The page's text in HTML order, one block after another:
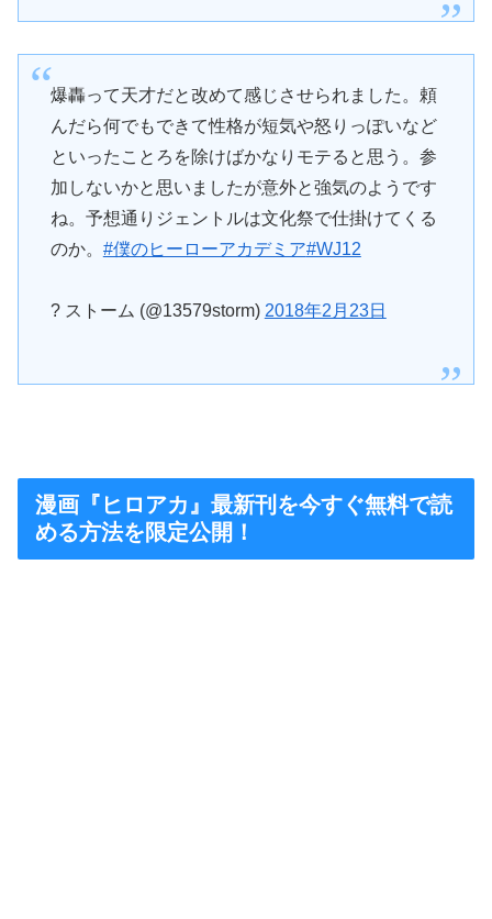
爆轟って天才だと改めて感じさせられました。頼
んだら何でもできて性格が短気や怒りっぽいなど
といったことろを除けばかなりモテると思う。参
加しないかと思いましたが意外と強気のようです
ね。予想通りジェントルは文化祭で仕掛けてくる
のか。 #僕のヒーローアカデミア#WJ12
? ストーム (@13579storm) 2018年2月23日
漫画『ヒロアカ』最新刊を今すぐ無料で読
める方法を限定公開！